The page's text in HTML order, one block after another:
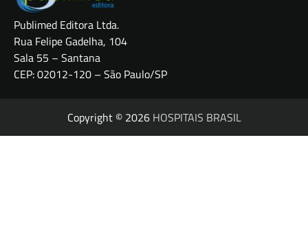
Publimed Editora Ltda.
Rua Felipe Gadelha, 104
Sala 55 – Santana
CEP: 02012-120 – São Paulo/SP
Copyright © 2026 HOSPITAIS BRASIL